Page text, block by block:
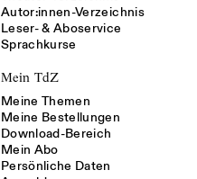
Autor:innen-Verzeichnis
Leser- & Aboservice
Sprachkurse
Mein TdZ
Meine Themen
Meine Bestellungen
Download-Bereich
Mein Abo
Persönliche Daten